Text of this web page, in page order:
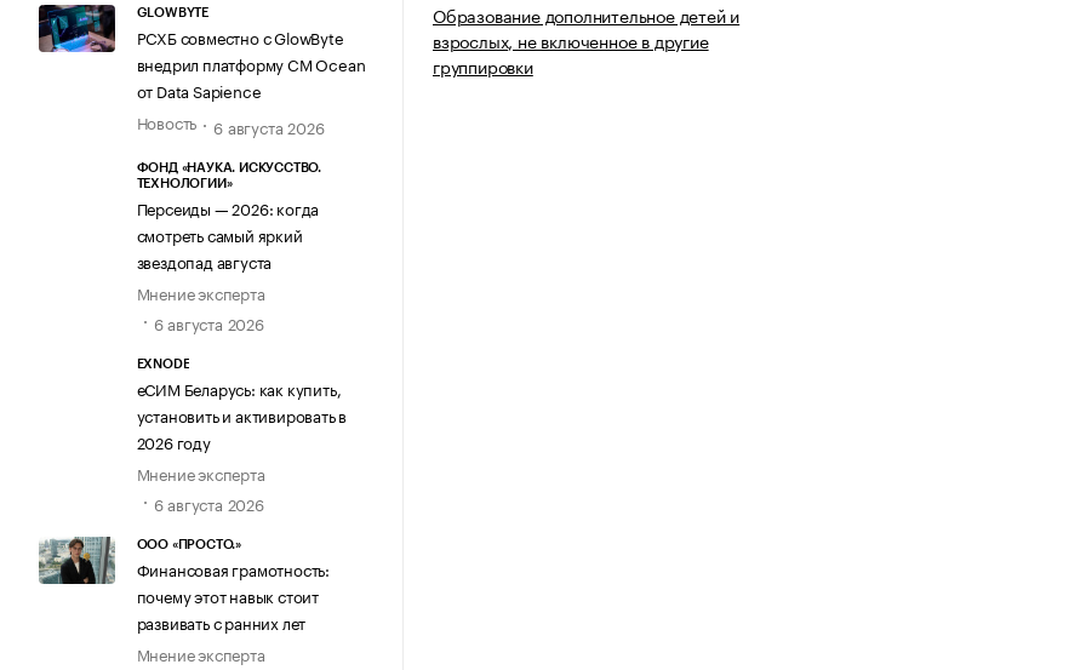
GLOWBYTE
РСХБ совместно с GlowByte
внедрил платформу CM Ocean
от Data Sapience
Новость
6 августа 2026
ФОНД «НАУКА. ИСКУССТВО.
ТЕХНОЛОГИИ»
Персеиды — 2026: когда
смотреть самый яркий
звездопад августа
Мнение эксперта
6 августа 2026
EXNODE
еСИМ Беларусь: как купить,
установить и активировать в
2026 году
Мнение эксперта
6 августа 2026
ООО «ПРОСТО.»
Финансовая грамотность:
почему этот навык стоит
развивать с ранних лет
Мнение эксперта
Образование дополнительное детей и
взрослых, не включенное в другие
группировки